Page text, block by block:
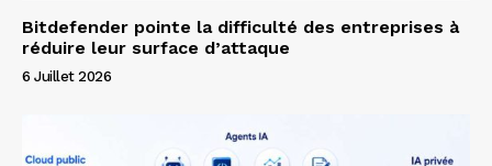
Bitdefender pointe la difficulté des entreprises à
réduire leur surface d’attaque
6 Juillet 2026